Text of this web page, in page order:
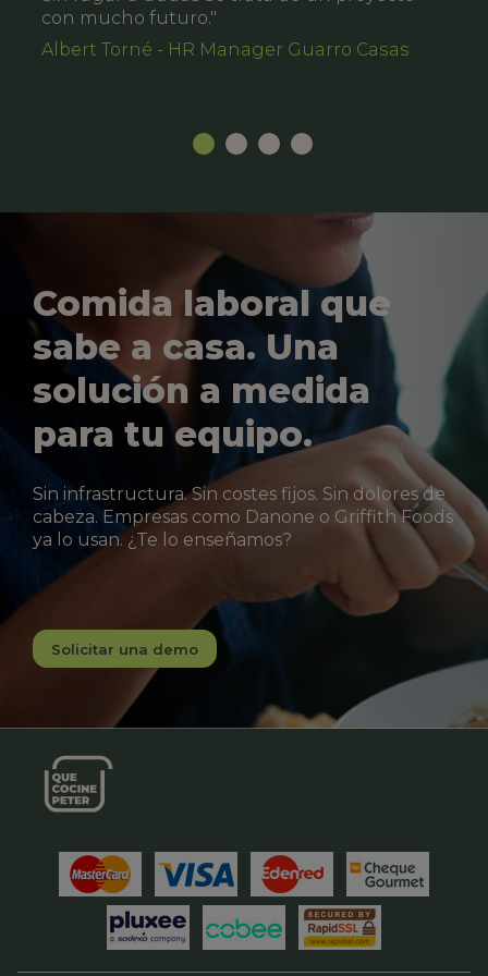
con mucho futuro."
Albert Torné - HR Manager Guarro Casas
Comida laboral que
sabe a casa. Una
solución a medida
para tu equipo.
Sin infrastructura. Sin costes fijos. Sin dolores de
cabeza. Empresas como Danone o Griffith Foods
ya lo usan. ¿Te lo enseñamos?
Solicitar una demo